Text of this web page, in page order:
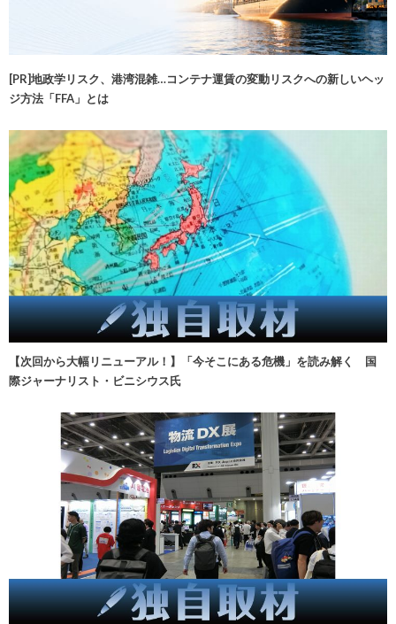
[PR]地政学リスク、港湾混雑…コンテナ運賃の変動リスクへの新しいヘッ
ジ方法「FFA」とは
【次回から大幅リニューアル！】「今そこにある危機」を読み解く 国
際ジャーナリスト・ビニシウス氏